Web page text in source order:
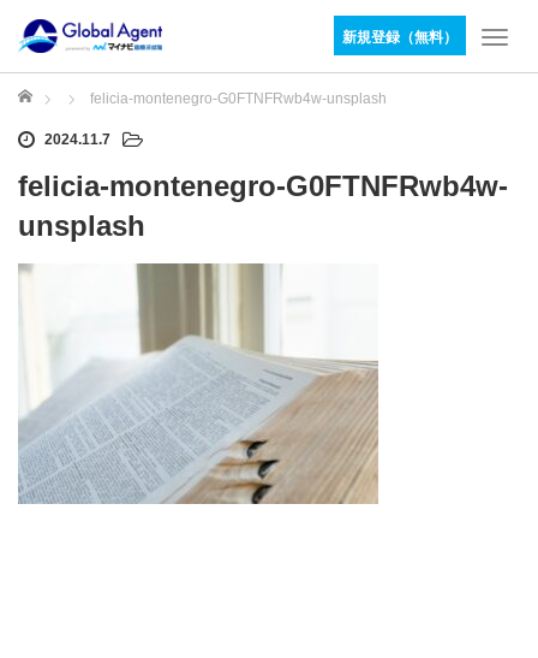
新規登録（無料）
T
n
ホーム felicia-montenegro-G0FTNFRwb4w-unsplash
2024.11.7
felicia-montenegro-G0FTNFRwb4w-
unsplash